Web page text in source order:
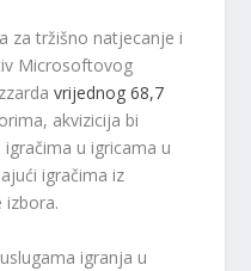
za tržišno natjecanje i
Microsoftovog
vrijednog 68,7
akvizicija bi
u igricama u
igračima iz
izbora.
igranja u